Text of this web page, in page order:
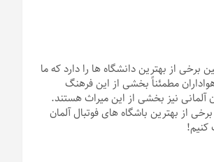
از بهترین دانشگاه ها را دارد که ما
از هواداران مطمئناً بخشی از این فرهنگ
آلمانی نیز بخشی از این میراث هستند.
از بهترین باشگاه های فوتبال آلمان
کنیم!